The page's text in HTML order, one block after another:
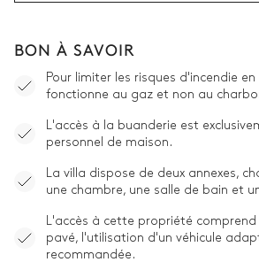
BON À SAVOIR
Pour limiter les risques d'incendie
fonctionne au gaz et non au
L'accès à la buanderie est
personnel de maison.
La villa dispose de deux annexes,
une chambre, une salle de bain et
L'accès à cette propriété
pavé, l'utilisation d'un véhicule
recommandée.